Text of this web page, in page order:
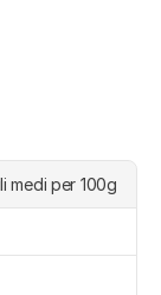
medi per 100g